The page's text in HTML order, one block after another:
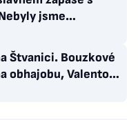
jsme
přiveze dceru
Štvanici. Bouzkové
obhajobu, Valentová